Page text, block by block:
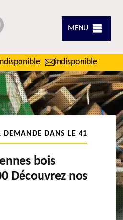
MENU
indisponible
DEMANDE DANS LE 41
bois
Découvrez nos